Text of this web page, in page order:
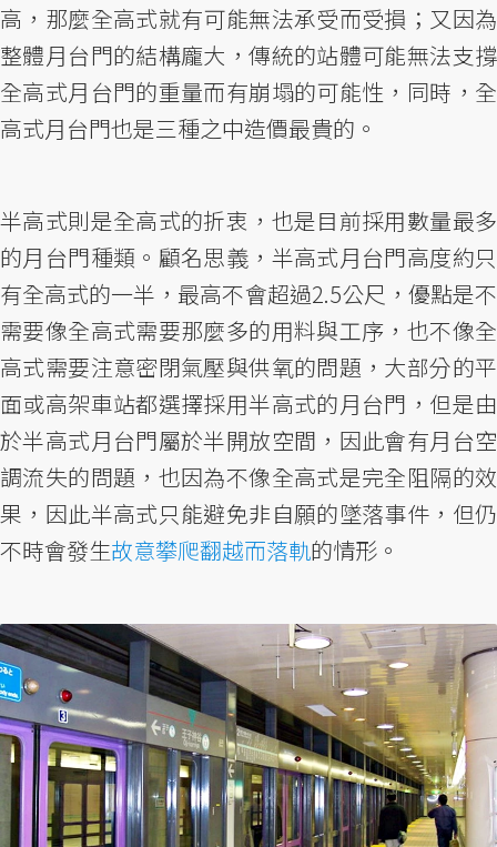
高，那麼全高式就有可能無法承受而受損；又因為
整體月台門的結構龐大，傳統的站體可能無法支撐
全高式月台門的重量而有崩塌的可能性，同時，全
高式月台門也是三種之中造價最貴的。
半高式則是全高式的折衷，也是目前採用數量最多
的月台門種類。顧名思義，半高式月台門高度約只
有全高式的一半，最高不會超過2.5公尺，優點是不
需要像全高式需要那麼多的用料與工序，也不像全
高式需要注意密閉氣壓與供氧的問題，大部分的平
面或高架車站都選擇採用半高式的月台門，但是由
於半高式月台門屬於半開放空間，因此會有月台空
調流失的問題，也因為不像全高式是完全阻隔的效
果，因此半高式只能避免非自願的墜落事件，但仍
不時會發生故意攀爬翻越而落軌的情形。